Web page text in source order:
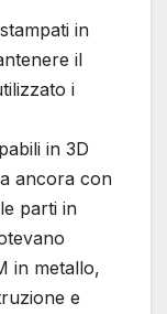
in
il
i
in 3D
ancora con
parti in
in metallo,
e